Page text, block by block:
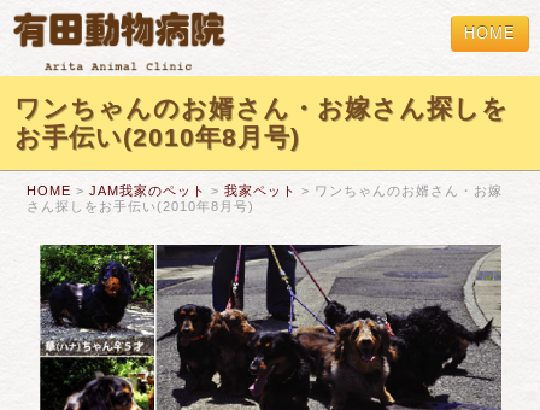
HOME
ワンちゃんのお婿さん・お嫁さん探しを
お手伝い(2010年8月号)
HOME >JAM我家のペット >我家ペット > ワンちゃんのお婿さん・お嫁
さん探しをお手伝い(2010年8月号)